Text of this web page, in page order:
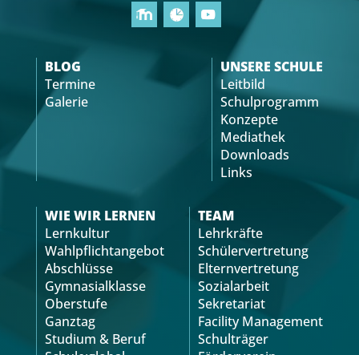
BLOG
Termine
Galerie
UNSERE SCHULE
Leitbild
Schulprogramm
Konzepte
Mediathek
Downloads
Links
WIE WIR LERNEN
Lernkultur
Wahlpflichtangebot
Abschlüsse
Gymnasialklasse
Oberstufe
Ganztag
Studium & Beruf
TEAM
Lehrkräfte
Schülervertretung
Elternvertretung
Sozialarbeit
Sekretariat
Facility Management
Schulträger